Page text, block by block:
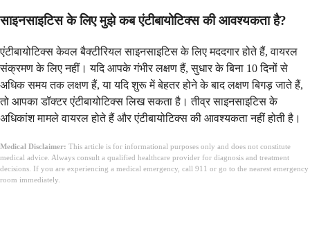
साइनसाइटिस के लिए मुझे कब एंटीबायोटिक्स की आवश्यकता है?
एंटीबायोटिक्स केवल बैक्टीरियल साइनसाइटिस के लिए मददगार होते हैं, वायरल
संक्रमण के लिए नहीं। यदि आपके गंभीर लक्षण हैं, सुधार के बिना 10 दिनों से
अधिक समय तक लक्षण हैं, या यदि शुरू में बेहतर होने के बाद लक्षण बिगड़ जाते हैं,
तो आपका डॉक्टर एंटीबायोटिक्स लिख सकता है। तीव्र साइनसाइटिस के
अधिकांश मामले वायरल होते हैं और एंटीबायोटिक्स की आवश्यकता नहीं होती है।
Medical Disclaimer: This article is for informational purposes only and does not constitute
medical advice. Always consult a qualified healthcare provider for diagnosis and treatment
decisions. If you are experiencing a medical emergency, call 911 or go to the nearest emergency
room immediately.